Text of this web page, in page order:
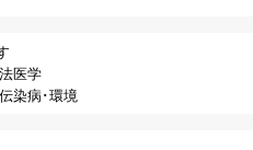
医学
染病･環境